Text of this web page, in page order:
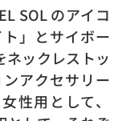
SOL のアイコ
」とサイボー
ネックレストッ
アクセサリー
性用として、